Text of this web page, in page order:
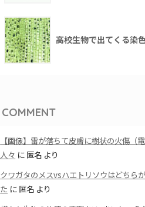
高校生物で出てくる染
COMMENT
【画像】雷が落ちて皮膚に樹状の火傷（
人々 に 匿名 より
クワガタのメスvsハエトリソウはどちら
た に 匿名 より